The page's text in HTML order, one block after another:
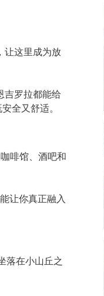
让这里成为放
吉罗拉都能给
全又舒适。
啡馆、酒吧和
让你真正融入
落在小山丘之